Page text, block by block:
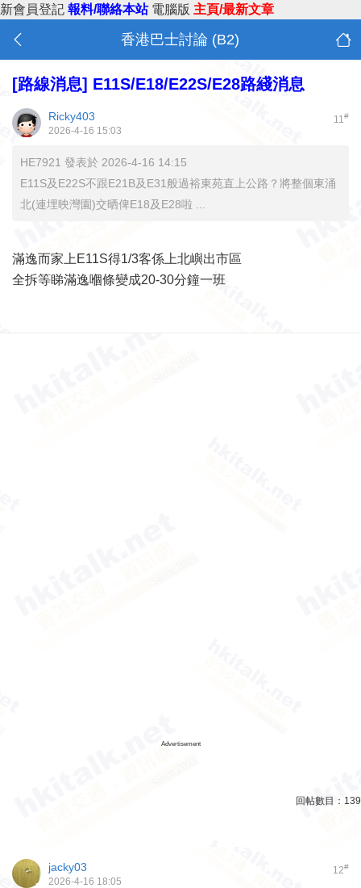
新會員登記 報料/聯絡本站 電腦版 主頁/最新文章
香港巴士討論 (B2)
[路線消息] E11S/E18/E22S/E28路綫消息
11#
Ricky403
2026-4-16 15:03
HE7921 發表於 2026-4-16 14:15
E11S及E22S不跟E21B及E31般過裕東苑直上公路？將整個東涌
北(連埋映灣園)交晒俾E18及E28啦 ...
滿逸而家上E11S得1/3客係上北嶼出市區
全拆等睇滿逸嗰條變成20-30分鐘一班
Advertisement
回帖數目： 139
12#
jacky03
2026-4-16 18:05